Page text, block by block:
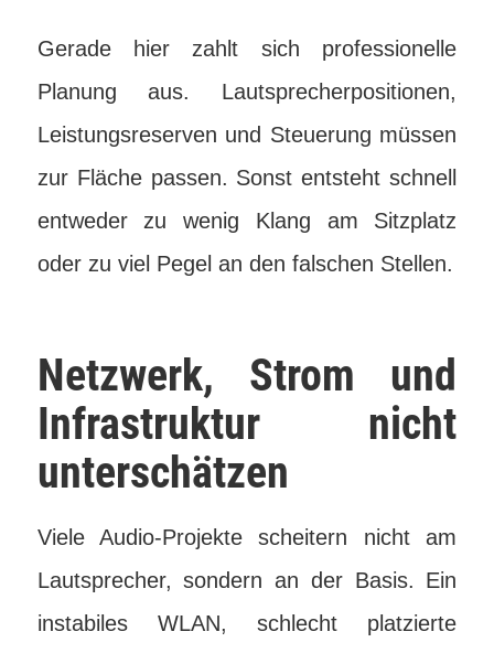
Gerade hier zahlt sich professionelle
Planung aus. Lautsprecherpositionen,
Leistungsreserven und Steuerung müssen
zur Fläche passen. Sonst entsteht schnell
entweder zu wenig Klang am Sitzplatz
oder zu viel Pegel an den falschen Stellen.
Netzwerk, Strom und
Infrastruktur nicht
unterschätzen
Viele Audio-Projekte scheitern nicht am
Lautsprecher, sondern an der Basis. Ein
instabiles WLAN, schlecht platzierte